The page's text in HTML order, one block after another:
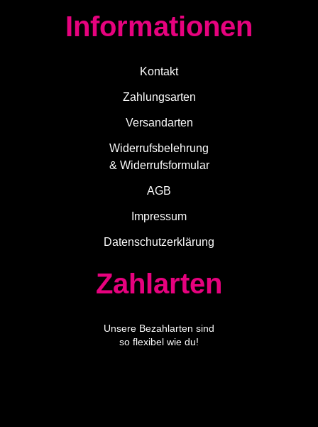
Informationen
Kontakt
Zahlungsarten
Versandarten
Widerrufsbelehrung
& Widerrufsformular
AGB
Impressum
Datenschutzerklärung
Zahlarten
Unsere Bezahlarten sind
so flexibel wie du!